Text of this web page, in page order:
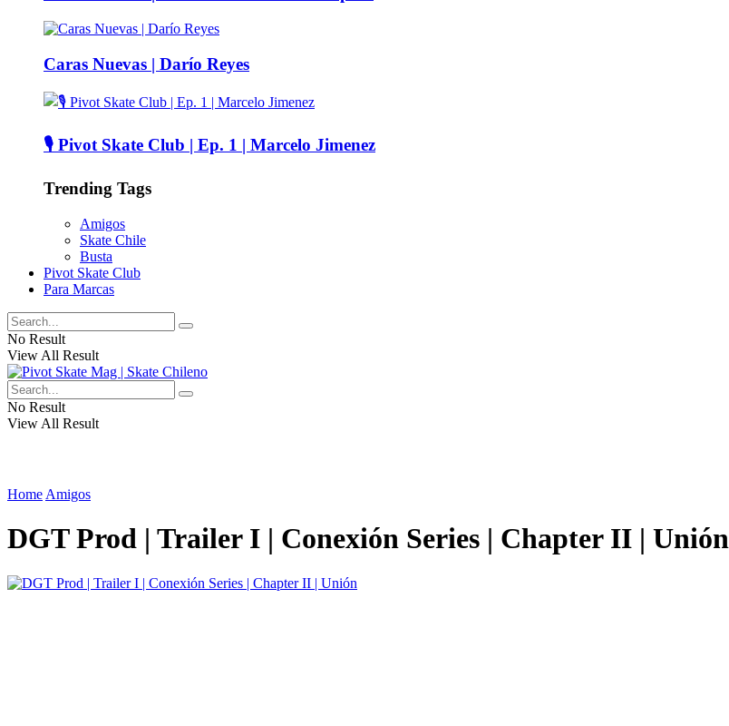
Caras Nuevas | Darío Reyes
🎙️ Pivot Skate Club | Ep. 1 | Marcelo Jimenez
Trending Tags
Amigos
Skate Chile
Busta
Pivot Skate Club
Para Marcas
No Result
View All Result
No Result
View All Result
Home Amigos
DGT Prod | Trailer I | Conexión Series | Chapter II | Unión